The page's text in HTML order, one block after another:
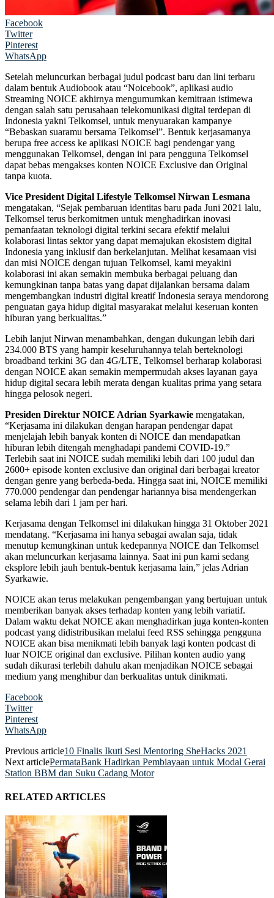
Facebook
Twitter
Pinterest
WhatsApp
Setelah meluncurkan berbagai judul podcast baru dan lini terbaru
dalam bentuk Audiobook atau “Noicebook”, aplikasi audio
Streaming NOICE akhirnya mengumumkan kemitraan istimewa
dengan salah satu perusahaan telekomunikasi digital terdepan di
Indonesia yakni Telkomsel, untuk menyuarakan kampanye
“Bebaskan suaramu bersama Telkomsel”. Bentuk kerjasamanya
berupa free access ke aplikasi NOICE bagi pendengar yang
menggunakan Telkomsel, dengan ini para pengguna Telkomsel
dapat bebas mengakses konten NOICE Exclusive dan Original
tanpa kuota.
Vice President Digital Lifestyle Telkomsel Nirwan Lesmana
mengatakan, “Sejak pembaruan identitas baru pada Juni 2021 lalu,
Telkomsel terus berkomitmen untuk menghadirkan inovasi
pemanfaatan teknologi digital terkini secara efektif melalui
kolaborasi lintas sektor yang dapat memajukan ekosistem digital
Indonesia yang inklusif dan berkelanjutan. Melihat kesamaan visi
dan misi NOICE dengan tujuan Telkomsel, kami meyakini
kolaborasi ini akan semakin membuka berbagai peluang dan
kemungkinan tanpa batas yang dapat dijalankan bersama dalam
mengembangkan industri digital kreatif Indonesia seraya mendorong
penguatan gaya hidup digital masyarakat melalui keseruan konten
hiburan yang berkualitas.”
Lebih lanjut Nirwan menambahkan, dengan dukungan lebih dari
234.000 BTS yang hampir keseluruhannya telah berteknologi
broadband terkini 3G dan 4G/LTE, Telkomsel berharap kolaborasi
dengan NOICE akan semakin mempermudah akses layanan gaya
hidup digital secara lebih merata dengan kualitas prima yang setara
hingga pelosok negeri.
Presiden Direktur NOICE Adrian Syarkawie mengatakan,
“Kerjasama ini dilakukan dengan harapan pendengar dapat
menjelajah lebih banyak konten di NOICE dan mendapatkan
hiburan lebih ditengah menghadapi pandemi COVID-19.”
Terlebih saat ini NOICE sudah memiliki lebih dari 100 judul dan
2600+ episode konten exclusive dan original dari berbagai kreator
dengan genre yang berbeda-beda. Hingga saat ini, NOICE memiliki
770.000 pendengar dan pendengar hariannya bisa mendengerkan
selama lebih dari 1 jam per hari.
Kerjasama dengan Telkomsel ini dilakukan hingga 31 Oktober 2021
mendatang. “Kerjasama ini hanya sebagai awalan saja, tidak
menutup kemungkinan untuk kedepannya NOICE dan Telkomsel
akan meluncurkan kerjasama lainnya. Saat ini pun kami sedang
eksplore lebih jauh bentuk-bentuk kerjasama lain,” jelas Adrian
Syarkawie.
NOICE akan terus melakukan pengembangan yang bertujuan untuk
memberikan banyak akses terhadap konten yang lebih variatif.
Dalam waktu dekat NOICE akan menghadirkan juga konten-konten
podcast yang didistribusikan melalui feed RSS sehingga pengguna
NOICE akan bisa menikmati lebih banyak lagi konten podcast di
luar NOICE original dan exclusive. Pilihan konten audio yang
sudah dikurasi terlebih dahulu akan menjadikan NOICE sebagai
medium yang menghibur dan berkualitas untuk dinikmati.
Facebook
Twitter
Pinterest
WhatsApp
Previous article10 Finalis Ikuti Sesi Mentoring SheHacks 2021
Next articlePermataBank Hadirkan Pembiayaan untuk Modal Gerai
Station BBM dan Suku Cadang Motor
RELATED ARTICLES